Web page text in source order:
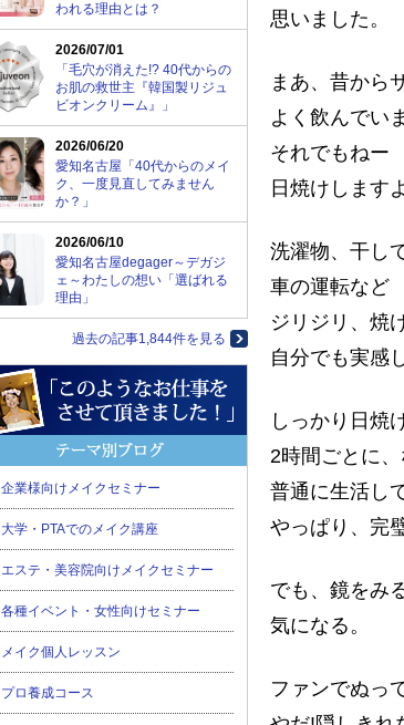
思いました。
まあ、昔から
よく飲んでい
それでもねー
日焼けします
洗濯物、干し
車の運転など
ジリジリ、焼
自分でも実感
しっかり日焼
2時間ごとに
普通に生活し
やっぱり、完
でも、鏡をみ
気になる。
ファンでぬっ
われる理由とは？
2026/07/01
「毛穴が消えた!? 40代からの
お肌の救世主『韓国製リジュ
ビオンクリーム』」
2026/06/20
愛知名古屋「40代からのメイ
ク、一度見直してみません
か？」
2026/06/10
愛知名古屋degager～デガジ
ェ～わたしの想い「選ばれる
理由」
過去の記事1,844件を見る
企業様向けメイクセミナー
大学・PTAでのメイク講座
エステ・美容院向けメイクセミナー
各種イベント・女性向けセミナー
メイク個人レッスン
プロ養成コース